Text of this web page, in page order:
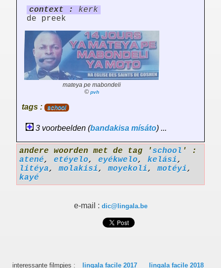
context :
kerk
de preek
mateya pe mabondeli
© pvh
tags : school
3 voorbeelden (bandakisa mísáto) ...
andere woorden met de tag 'school ' :
atené, etéyelo, eyékwelo, kelási,
litéya,molakisi,moyekoli,motéyi,
kayé
e-mail : dic@lingala.be
interessante filmpjes : lingala facile 2017 lingala facile 2018